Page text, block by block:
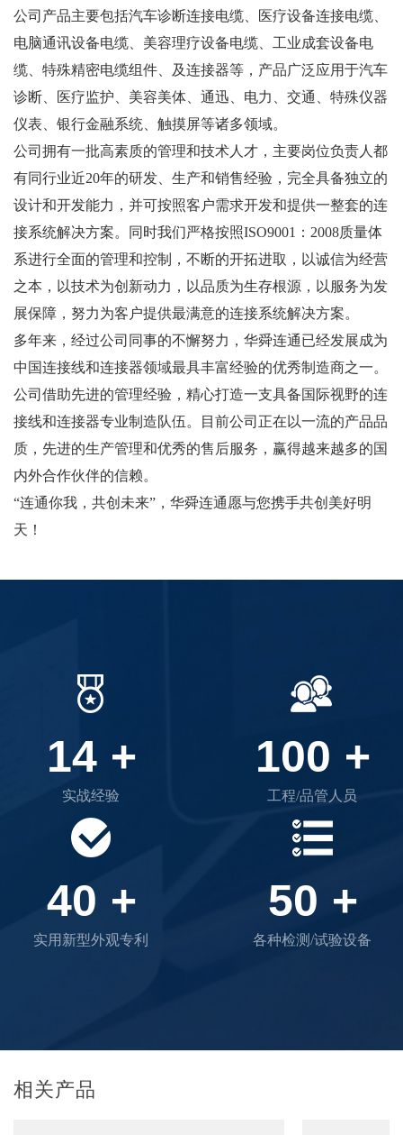
公司产品主要包括汽车诊断连接电缆、医疗设备连接电缆、
电脑通讯设备电缆、美容理疗设备电缆、工业成套设备电
缆、特殊精密电缆组件、及连接器等，产品广泛应用于汽车
诊断、医疗监护、美容美体、通迅、电力、交通、特殊仪器
仪表、银行金融系统、触摸屏等诸多领域。
公司拥有一批高素质的管理和技术人才，主要岗位负责人都
有同行业近20年的研发、生产和销售经验，完全具备独立的
设计和开发能力，并可按照客户需求开发和提供一整套的连
接系统解决方案。同时我们严格按照ISO9001：2008质量体
系进行全面的管理和控制，不断的开拓进取，以诚信为经营
之本，以技术为创新动力，以品质为生存根源，以服务为发
展保障，努力为客户提供最满意的连接系统解决方案。
多年来，经过公司同事的不懈努力，华舜连通已经发展成为
中国连接线和连接器领域最具丰富经验的优秀制造商之一。
公司借助先进的管理经验，精心打造一支具备国际视野的连
接线和连接器专业制造队伍。目前公司正在以一流的产品品
质，先进的生产管理和优秀的售后服务，赢得越来越多的国
内外合作伙伴的信赖。
“连通你我，共创未来”，华舜连通愿与您携手共创美好明
天！
14 +
实战经验
100 +
工程/品管人员
40 +
实用新型外观专利
50 +
各种检测/试验设备
相关产品